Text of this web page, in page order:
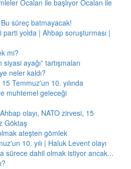
Öcalan ile başlıyor Öcalan ile
süreç batmayacak!
parti yolda | Ahbap soruşturması |
mi?
ayağı” tartışmaları
neler kaldı?
Temmuz'un 10. yılında
muhtemel geleceği
olayı, NATO zirvesi, 15
Göktaş
ateşten gömlek
10. yılı | Haluk Levent olayı
sürece dahil olmak istiyor ancak...